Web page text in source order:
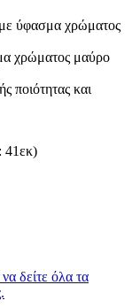
ύφασμα χρώματος
χρώματος μαύρο
ποιότητας και
41εκ)
δείτε όλα τα